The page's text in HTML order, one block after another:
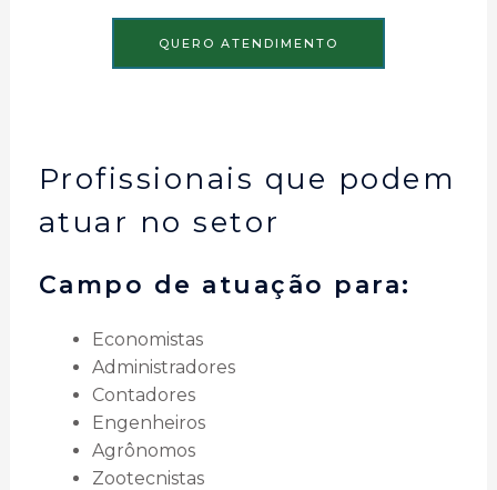
QUERO ATENDIMENTO
Profissionais que podem
atuar no setor
Campo de atuação para:
Economistas
Administradores
Contadores
Engenheiros
Agrônomos
Zootecnistas